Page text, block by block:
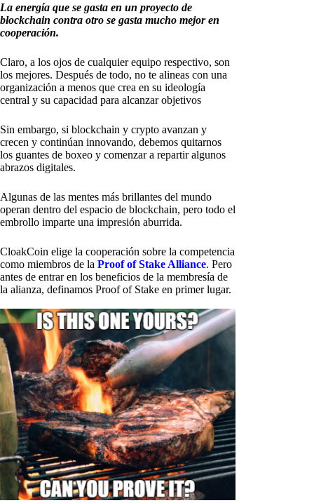
La energía que se gasta en un proyecto de
blockchain contra otro se gasta mucho mejor en
cooperación.
Claro, a los ojos de cualquier equipo respectivo, son
los mejores. Después de todo, no te alineas con una
organización a menos que crea en su ideología
central y su capacidad para alcanzar objetivos
Sin embargo, si blockchain y crypto avanzan y
crecen y continúan innovando, debemos quitarnos
los guantes de boxeo y comenzar a repartir algunos
abrazos digitales.
Algunas de las mentes más brillantes del mundo
operan dentro del espacio de blockchain, pero todo el
embrollo imparte una impresión aburrida.
CloakCoin elige la cooperación sobre la competencia
como miembros de la Proof of Stake Alliance. Pero
antes de entrar en los beneficios de la membresía de
la alianza, definamos Proof of Stake en primer lugar.